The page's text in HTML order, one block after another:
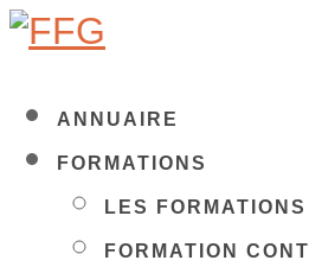
ANNUAIRE
FORMATIONS
LES FORMATIONS
FORMATION